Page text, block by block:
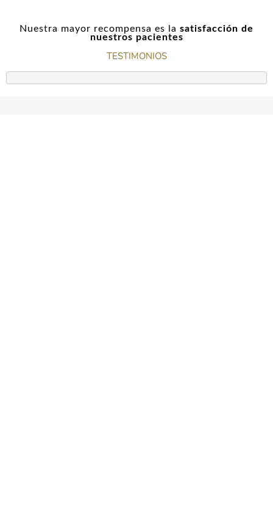
Nuestra mayor recompensa es la satisfacción de
nuestros pacientes
TESTIMONIOS